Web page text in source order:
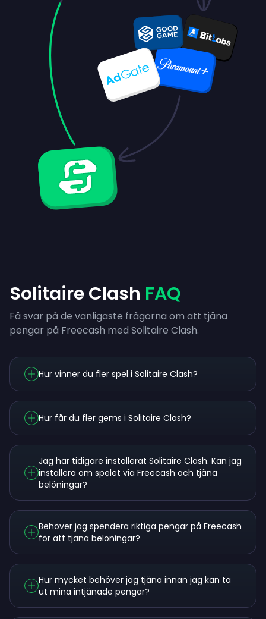
Solitaire Clash FAQ
Få svar på de vanligaste frågorna om att tjäna
pengar på Freecash med Solitaire Clash.
Hur vinner du fler spel i Solitaire Clash?
Hur får du fler gems i Solitaire Clash?
Jag har tidigare installerat Solitaire Clash. Kan jag
installera om spelet via Freecash och tjäna
belöningar?
Behöver jag spendera riktiga pengar på Freecash
för att tjäna belöningar?
Hur mycket behöver jag tjäna innan jag kan ta
ut mina intjänade pengar?